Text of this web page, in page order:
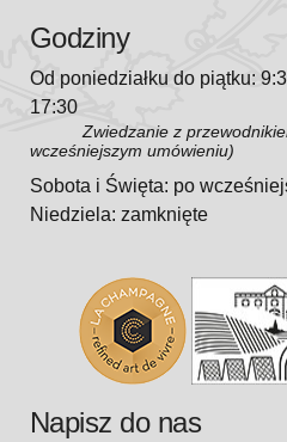
Godziny
Od poniedziałku do piątku:
17:30
Zwiedzanie z
wcześniejszym umówieniu)
Sobota i Święta: po
Niedziela: zamknięte
Napisz do nas